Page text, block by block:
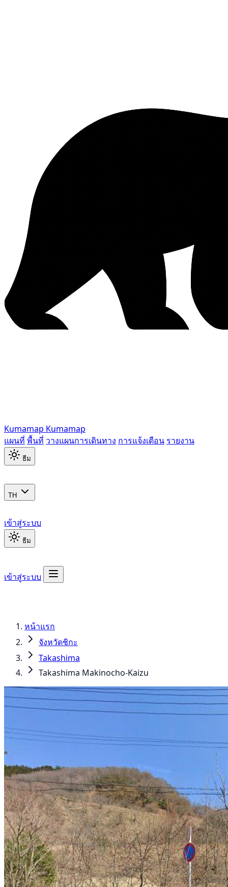
Kumamap Kumamap
แผนที่ พื้นที่ วางแผนการเดินทาง การแจ้งเตือน รายงาน
ธีม
TH
เข้าสู่ระบบ
ธีม
เข้าสู่ระบบ
หน้าแรก
จังหวัดชิกะ
Takashima
Takashima Makinocho-Kaizu